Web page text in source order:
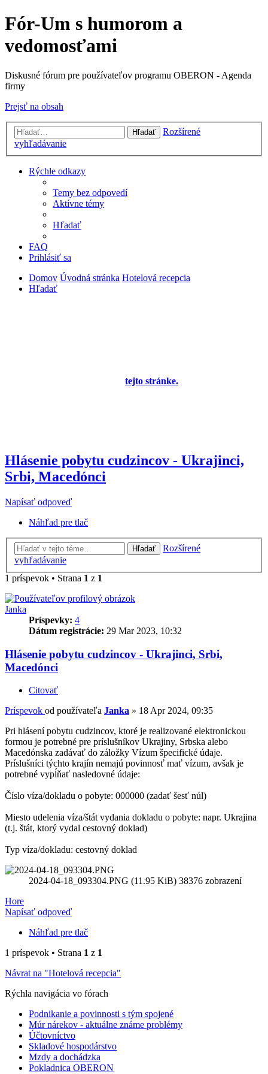
Fór-Um s humorom a
vedomosťami
Diskusné fórum pre používateľov programu OBERON - Agenda
firmy
Prejsť na obsah
Hľadať
Rozšírené
vyhľadávanie
Rýchle odkazy
Temy bez odpovedí
Aktívne témy
Hľadať
FAQ
Prihlásiť sa
Domov Úvodná stránka Hotelová recepcia
Hľadať
tejto stránke.
Hlásenie pobytu cudzincov - Ukrajinci,
Srbi, Macedónci
Napísať odpoveď
Náhľad pre tlač
Hľadať
Rozšírené
vyhľadávanie
1 príspevok • Strana 1 z 1
Janka
Príspevky: 4
Dátum registrácie: 29 Mar 2023, 10:32
Hlásenie pobytu cudzincov - Ukrajinci, Srbi,
Macedónci
Citovať
Príspevok od používateľa Janka » 18 Apr 2024, 09:35
Pri hlásení pobytu cudzincov, ktoré je realizované elektronickou
formou je potrebné pre príslušníkov Ukrajiny, Srbska alebo
Macedónska zadávať do záložky Vízum špecifické údaje.
Príslušníci týchto krajín nemajú povinnosť mať vízum, avšak je
potrebné vypĺňať nasledovné údaje:
Číslo víza/dokladu o pobyte: 000000 (zadať šesť núl)
Miesto udelenia víza/štát vydania dokladu o pobyte: napr. Ukrajina
(t.j. štát, ktorý vydal cestovný doklad)
Typ víza/dokladu: cestovný doklad
2024-04-18_093304.PNG (11.95 KiB) 38376 zobrazení
Hore
Napísať odpoveď
Náhľad pre tlač
1 príspevok • Strana 1 z 1
Návrat na "Hotelová recepcia"
Rýchla navigácia vo fórach
Podnikanie a povinnosti s tým spojené
Múr nárekov - aktuálne známe problémy
Účtovníctvo
Skladové hospodárstvo
Mzdy a dochádzka
Pokladnica OBERON